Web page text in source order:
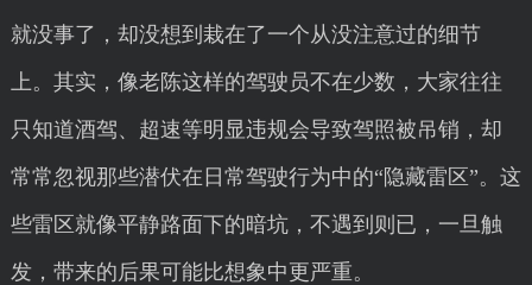
就没事了，却没想到栽在了一个从没注意过的细节
上。其实，像老陈这样的驾驶员不在少数，大家往往
只知道酒驾、超速等明显违规会导致驾照被吊销，却
常常忽视那些潜伏在日常驾驶行为中的“隐藏雷区”。这
些雷区就像平静路面下的暗坑，不遇到则已，一旦触
发，带来的后果可能比想象中更严重。